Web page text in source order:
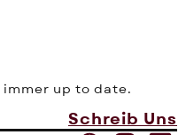
immer up to date.
Schreib Uns